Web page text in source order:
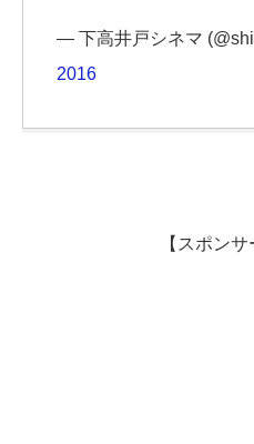
— 下高井戸シネマ
2016
【スポンサ